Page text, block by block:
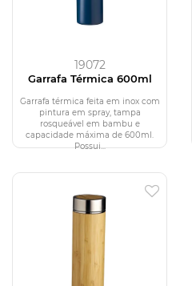
19072
Garrafa Térmica 600ml
Garrafa térmica feita em inox com
pintura em spray, tampa
rosqueável em bambu e
capacidade máxima de 600ml.
Possui...